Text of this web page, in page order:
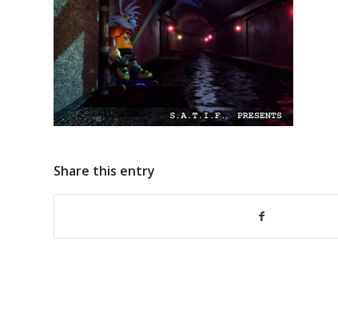
Share this entry